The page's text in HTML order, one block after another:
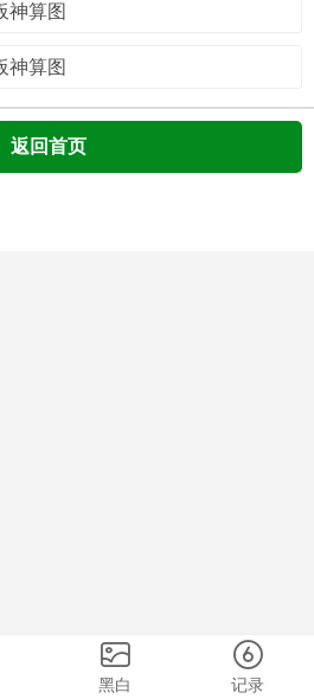
神算图
神算图
返回首页
黑白 记录